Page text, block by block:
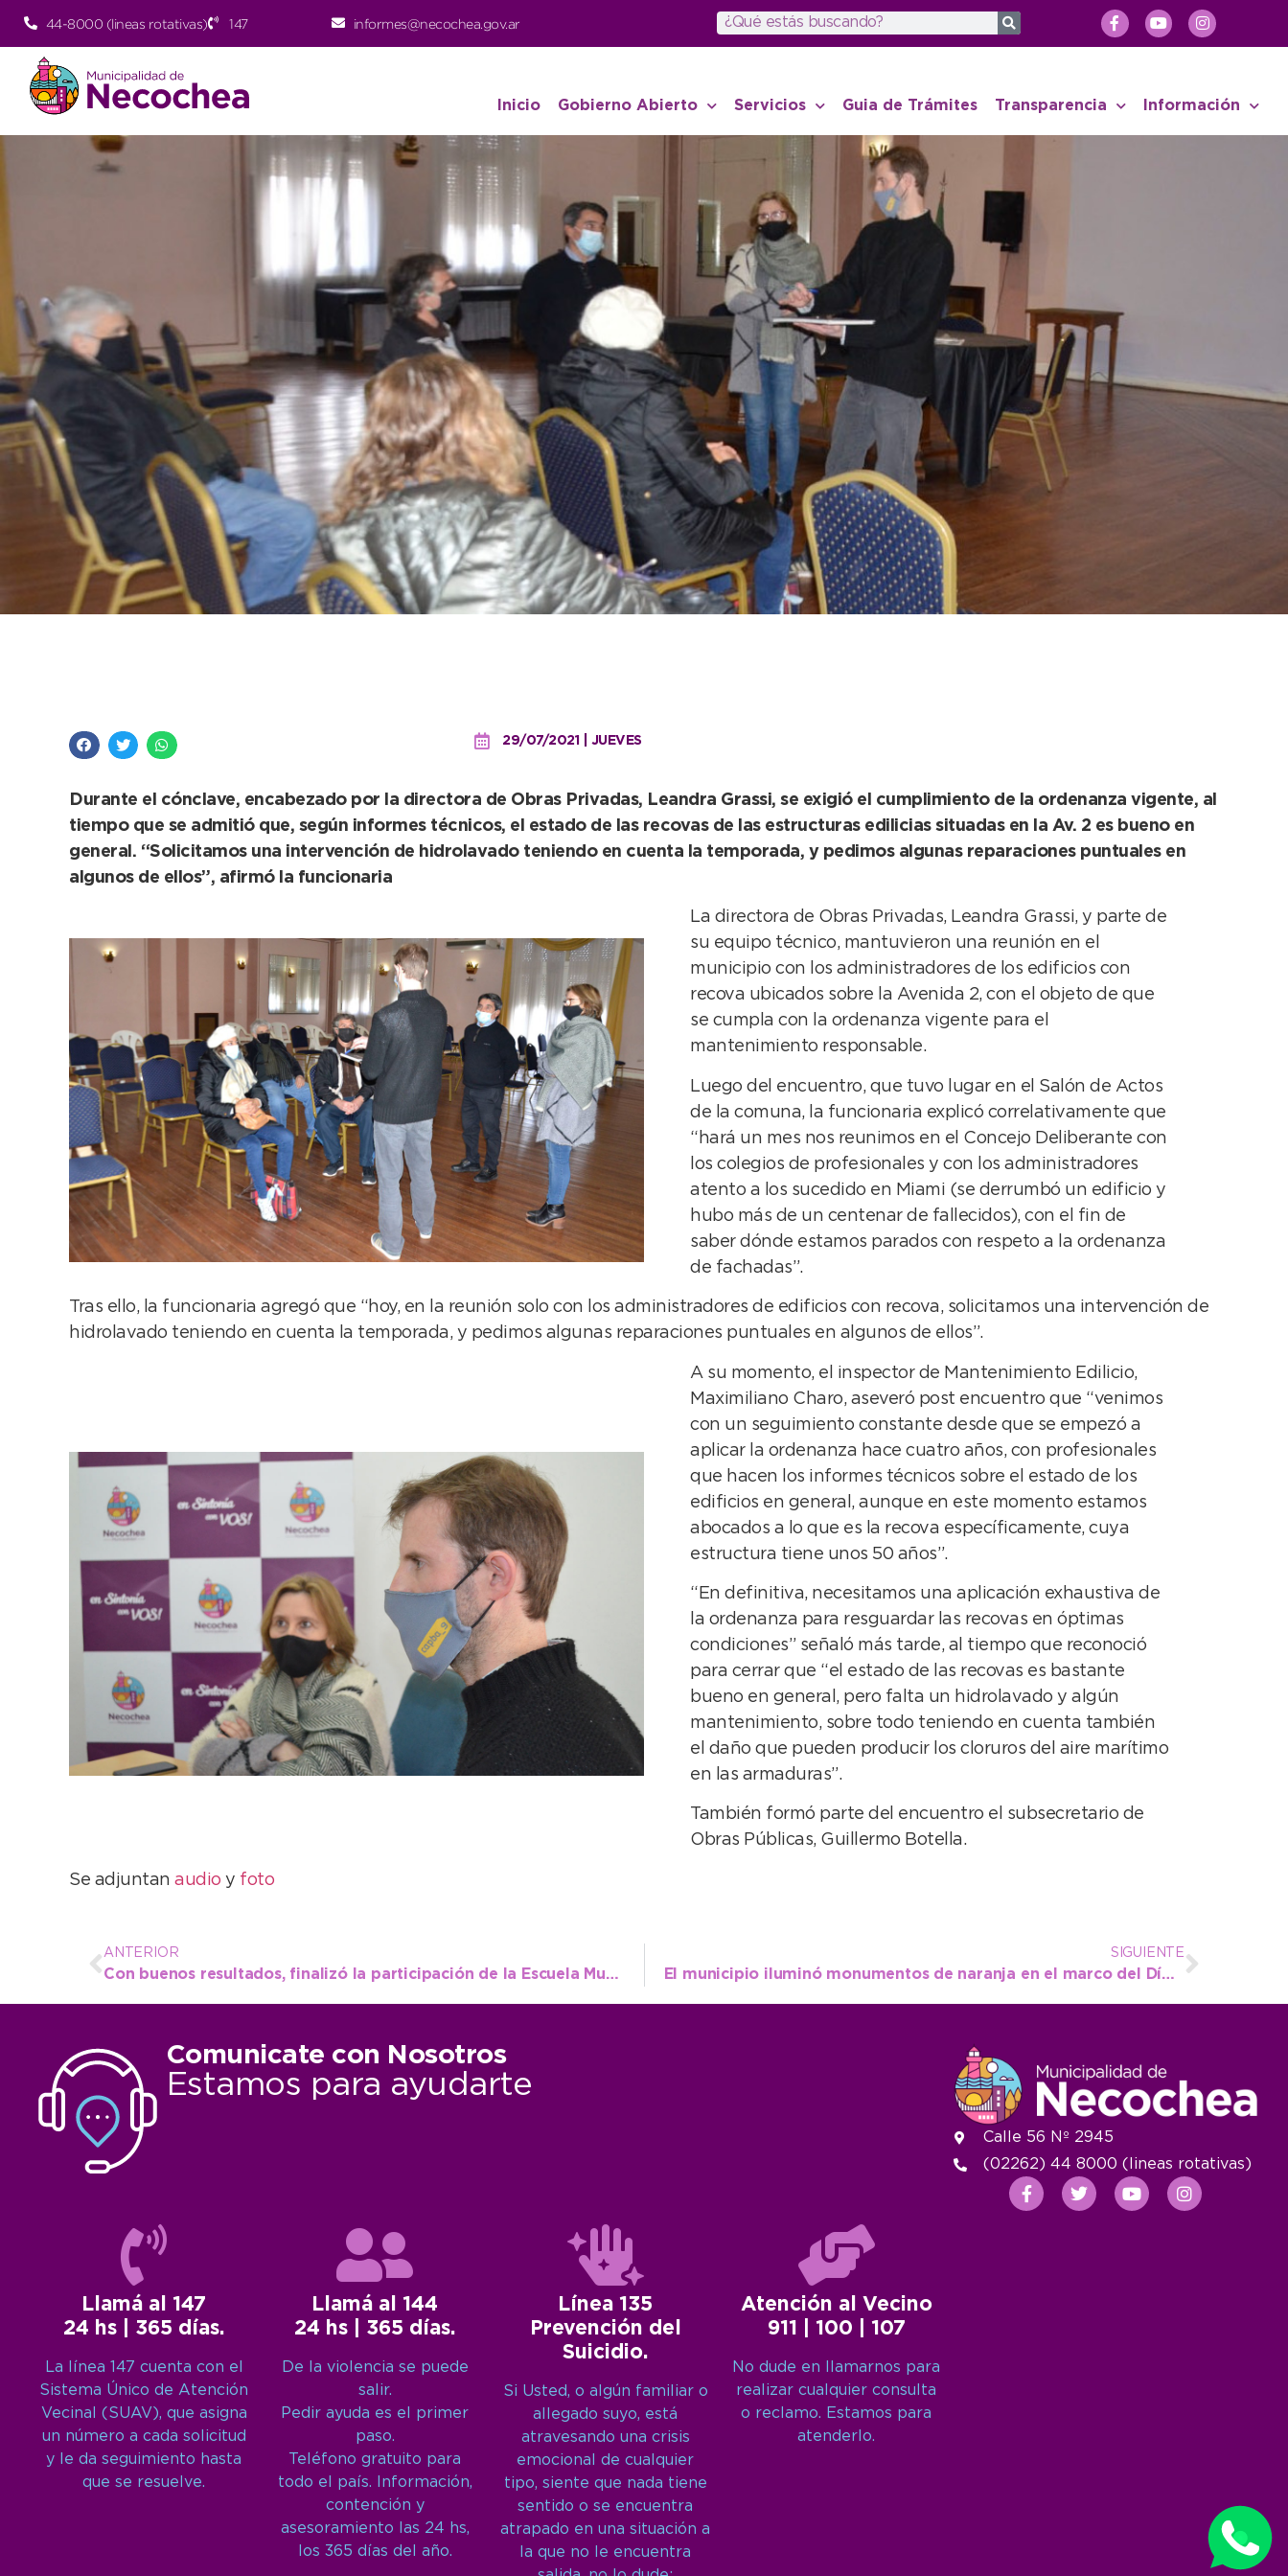
44-8000 (lineas rotativas) 147 informes@necochea.gov.ar
Inicio Gobierno Abierto Servicios Guia de Trámites Transparencia Información
29/07/2021 | JUEVES
Durante el cónclave, encabezado por la directora de Obras Privadas, Leandra Grassi, se exigió el cumplimiento de la ordenanza vigente, al
tiempo que se admitió que, según informes técnicos, el estado de las recovas de las estructuras edilicias situadas en la Av. 2 es bueno en
general. “Solicitamos una intervención de hidrolavado teniendo en cuenta la temporada, y pedimos algunas reparaciones puntuales en
algunos de ellos”, afirmó la funcionaria
La directora de Obras Privadas, Leandra Grassi, y parte de
su equipo técnico, mantuvieron una reunión en el
municipio con los administradores de los edificios con
recova ubicados sobre la Avenida 2, con el objeto de que
se cumpla con la ordenanza vigente para el
mantenimiento responsable.
Luego del encuentro, que tuvo lugar en el Salón de Actos
de la comuna, la funcionaria explicó correlativamente que
“hará un mes nos reunimos en el Concejo Deliberante con
los colegios de profesionales y con los administradores
atento a los sucedido en Miami (se derrumbó un edificio y
hubo más de un centenar de fallecidos), con el fin de
saber dónde estamos parados con respeto a la ordenanza
de fachadas”.
Tras ello, la funcionaria agregó que “hoy, en la reunión solo con los administradores de edificios con recova, solicitamos una intervención de
hidrolavado teniendo en cuenta la temporada, y pedimos algunas reparaciones puntuales en algunos de ellos”.
A su momento, el inspector de Mantenimiento Edilicio,
Maximiliano Charo, aseveró post encuentro que “venimos
con un seguimiento constante desde que se empezó a
aplicar la ordenanza hace cuatro años, con profesionales
que hacen los informes técnicos sobre el estado de los
edificios en general, aunque en este momento estamos
abocados a lo que es la recova específicamente, cuya
estructura tiene unos 50 años”.
“En definitiva, necesitamos una aplicación exhaustiva de
la ordenanza para resguardar las recovas en óptimas
condiciones” señaló más tarde, al tiempo que reconoció
para cerrar que “el estado de las recovas es bastante
bueno en general, pero falta un hidrolavado y algún
mantenimiento, sobre todo teniendo en cuenta también
el daño que pueden producir los cloruros del aire marítimo
en las armaduras”.
También formó parte del encuentro el subsecretario de
Obras Públicas, Guillermo Botella.
Se adjuntan audio y foto
ANTERIOR
Con buenos resultados, finalizó la participación de la Escuela Municipal en el Cross Country
SIGUIENTE
El municipio iluminó monumentos de naranja en el marco del Día Nacional del TDAH
Comunicate con Nosotros
Estamos para ayudarte
Llamá al 147
24 hs | 365 días.
La línea 147 cuenta con el
Sistema Único de Atención
Vecinal (SUAV), que asigna
un número a cada solicitud
y le da seguimiento hasta
que se resuelve.
Llamá al 144
24 hs | 365 días.
De la violencia se puede
salir.
Pedir ayuda es el primer
paso.
Teléfono gratuito para
todo el país. Información,
contención y
asesoramiento las 24 hs,
los 365 días del año.
Línea 135
Prevención del
Suicidio.
Si Usted, o algún familiar o
allegado suyo, está
atravesando una crisis
emocional de cualquier
tipo, siente que nada tiene
sentido o se encuentra
atrapado en una situación a
la que no le encuentra
Atención al Vecino
911 | 100 | 107
No dude en llamarnos para
realizar cualquier consulta
o reclamo. Estamos para
atenderlo.
Calle 56 Nº 2945
(02262) 44 8000 (lineas rotativas)